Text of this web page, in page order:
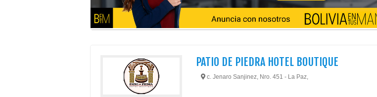
PATIO DE PIEDRA HOTEL BOUTIQUE
c. Jenaro Sanjinez, Nro. 451 - La Paz,